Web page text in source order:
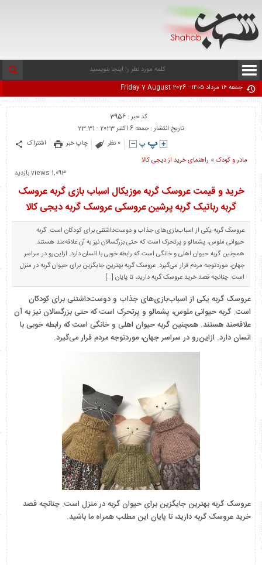
جمعه ۱۶ مرداد ۱۴۰۵ - Friday 7 August 2026
کد خبر : 3956
تاریخ انتشار : جمعه 6 اکتبر 2023 - 23:31
اشتراک
چاپ خبر
0 نظر
راهنمای خرید از دیجی کالا «مادر و کودک
1,093 views بازدید
خرید و قیمت عروسک گربه موزیکال اسباب بازی گربه عروسک
گربه رباتیک گربه پرشین عروسکی عروسک گربه دیجی کالا
عروسک گربه یکی از اسباب‌بازی‌های جذاب و دوست‌داشتنی برای کودکان است. گربه
حیوانی ملوس، پشمالو و پرتحرک است که حتی بزرگسالان نیز به آن علاقه‌مند هستند.
همچنین گربه حیوان اهلی و خانگی است که رابطه خوبی با انسان دارد. ازاین‌رو در سراسر
جهان، موردتوجه مردم قرار می‌گیرد. عروسک گربه بهترین جایگزین برای حیوان گربه در منزل
است. چنانچه قصد خرید عروسک گربه دارید، تا پایان […]
عروسک گربه یکی از اسباب‌بازی‌های جذاب و دوست‌داشتنی برای کودکان
است. گربه حیوانی ملوس، پشمالو و پرتحرک است که حتی بزرگسالان نیز به آن
علاقه‌مند هستند. همچنین گربه حیوان اهلی و خانگی است که رابطه خوبی با
انسان دارد. ازاین‌رو در سراسر جهان، موردتوجه مردم قرار می‌گیرد.
عروسک گربه بهترین جایگزین برای حیوان گربه در منزل است. چنانچه قصد
خرید عروسک گربه دارید، تا پایان این مطلب همراه ما باشید.